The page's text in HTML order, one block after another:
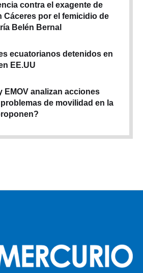
contra el exagente de
Cáceres por el femicidio de
Belén Bernal
ecuatorianos detenidos en
EE.UU
EMOV analizan acciones
de movilidad en la